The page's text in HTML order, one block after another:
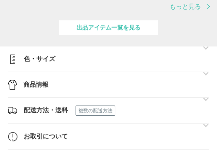
また祝日期間中は買付先の出荷/入庫、配送業務が休業となり、配送遅
ご迷惑をお掛けし申し訳ございませんが、
商品入荷確認次第速やかに発送させていただきますので、何卒ご理解い
もっと見る
出品アイテム一覧を見る
色・サイズ
商品情報
配送方法・送料 複数の配送方法
お取引について